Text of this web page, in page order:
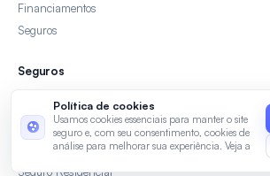
Financiamentos
Seguros
Seguros
Seguro Auto
Seguro Viagem
Seguro de Vida
Seguro Residencial
Política de cookies
Usamos cookies essenciais para manter o site
seguro e, com seu consentimento, cookies de
análise para melhorar sua experiência. Veja a
Uso.